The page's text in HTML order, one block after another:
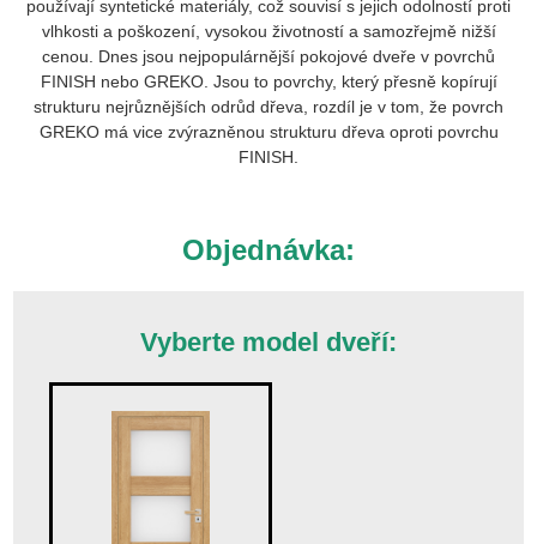
používají syntetické materiály, což souvisí s jejich odolností proti
vlhkosti a poškození, vysokou životností a samozřejmě nižší
cenou. Dnes jsou nejpopulárnější pokojové dveře v povrchů
FINISH nebo GREKO. Jsou to povrchy, který přesně kopírují
strukturu nejrůznějších odrůd dřeva, rozdíl je v tom, že povrch
GREKO má vice zvýrazněnou strukturu dřeva oproti povrchu
FINISH.
Objednávka:
Vyberte model dveří: